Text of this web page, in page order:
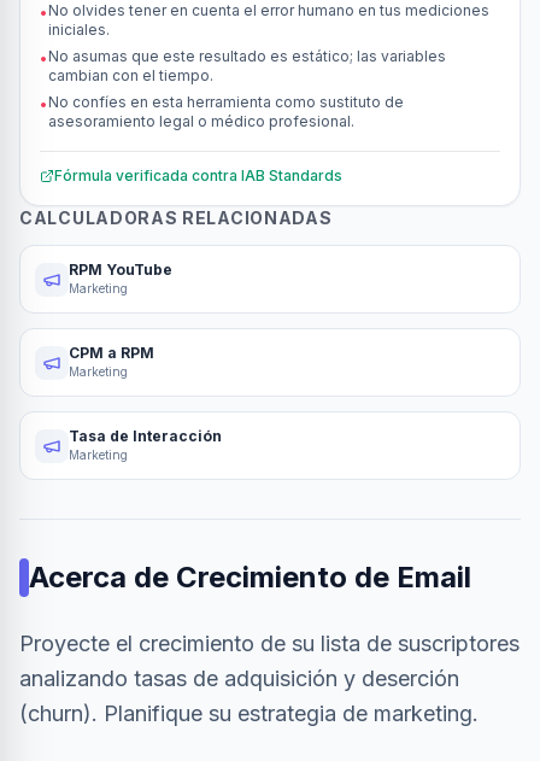
• No olvides tener en cuenta el error humano en tus mediciones
iniciales.
• No asumas que este resultado es estático; las variables
cambian con el tiempo.
• No confíes en esta herramienta como sustituto de
asesoramiento legal o médico profesional.
Fórmula verificada contra IAB Standards
CALCULADORAS RELACIONADAS
RPM YouTube
Marketing
CPM a RPM
Marketing
Tasa de Interacción
Marketing
Acerca de Crecimiento de Email
Proyecte el crecimiento de su lista de suscriptores
analizando tasas de adquisición y deserción
(churn). Planifique su estrategia de marketing.